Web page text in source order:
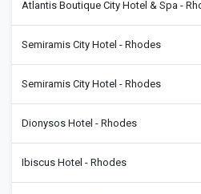
Atlantis Boutique City Hotel & Spa -
Semiramis City Hotel - Rhodes
Semiramis City Hotel - Rhodes
Dionysos Hotel - Rhodes
Ibiscus Hotel - Rhodes